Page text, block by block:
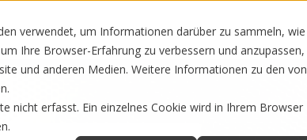
verwendet, um Informationen darüber zu sammeln, wie
Ihre Browser-Erfahrung zu verbessern und anzupassen,
und anderen Medien. Weitere Informationen zu den von
nicht erfasst. Ein einzelnes Cookie wird in Ihrem Browser
Sie bieten News & Infos Über uns